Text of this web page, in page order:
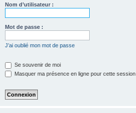
Nom d’utilisateur :
Mot de passe :
J’ai oublié mon mot de passe
Se souvenir de moi
Masquer ma présence en ligne pour cette session